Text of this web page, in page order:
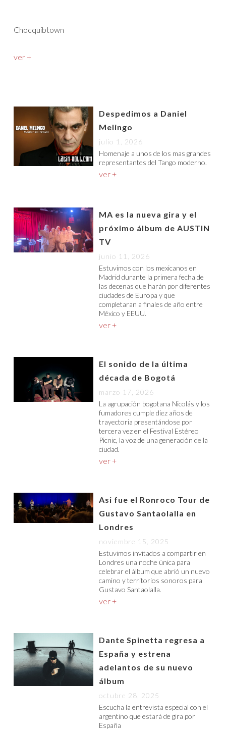
Chocquibtown
ver +
Despedimos a Daniel
Melingo
julio 1, 2026
Homenaje a unos de los mas grandes
representantes del Tango moderno.
ver +
MA es la nueva gira y el
próximo álbum de AUSTIN
TV
junio 11, 2026
Estuvimos con los mexicanos en
Madrid durante la primera fecha de
las decenas que harán por diferentes
ciudades de Europa y que
completaran a finales de año entre
México y EEUU.
ver +
El sonido de la última
década de Bogotá
marzo 17, 2026
La agrupación bogotana Nicolás y los
fumadores cumple diez años de
trayectoria presentándose por
tercera vez en el Festival Estéreo
Picnic, la voz de una generación de la
ciudad.
ver +
Asi fue el Ronroco Tour de
Gustavo Santaolalla en
Londres
noviembre 15, 2025
Estuvimos invitados a compartir en
Londres una noche única para
celebrar el álbum que abrió un nuevo
camino y territorios sonoros para
Gustavo Santaolalla.
ver +
Dante Spinetta regresa a
España y estrena
adelantos de su nuevo
álbum
octubre 28, 2025
Escucha la entrevista especial con el
argentino que estará de gira por
España